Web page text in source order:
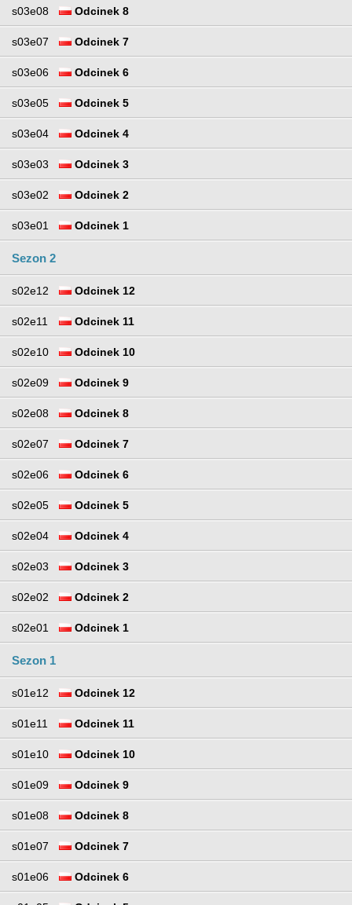
s03e08 Odcinek 8
s03e07 Odcinek 7
s03e06 Odcinek 6
s03e05 Odcinek 5
s03e04 Odcinek 4
s03e03 Odcinek 3
s03e02 Odcinek 2
s03e01 Odcinek 1
Sezon 2
s02e12 Odcinek 12
s02e11 Odcinek 11
s02e10 Odcinek 10
s02e09 Odcinek 9
s02e08 Odcinek 8
s02e07 Odcinek 7
s02e06 Odcinek 6
s02e05 Odcinek 5
s02e04 Odcinek 4
s02e03 Odcinek 3
s02e02 Odcinek 2
s02e01 Odcinek 1
Sezon 1
s01e12 Odcinek 12
s01e11 Odcinek 11
s01e10 Odcinek 10
s01e09 Odcinek 9
s01e08 Odcinek 8
s01e07 Odcinek 7
s01e06 Odcinek 6